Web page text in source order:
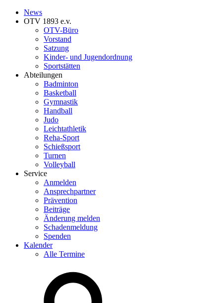
News
OTV 1893 e.v.
OTV-Büro
Vorstand
Satzung
Kinder- und Jugendordnung
Sportstätten
Abteilungen
Badminton
Basketball
Gymnastik
Handball
Judo
Leichtathletik
Reha-Sport
Schießsport
Turnen
Volleyball
Service
Anmelden
Ansprechpartner
Prävention
Beiträge
Änderung melden
Schadenmeldung
Spenden
Kalender
Alle Termine